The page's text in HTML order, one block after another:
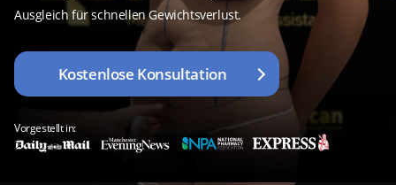
Ausgleich für schnellen Gewichtsverlust.
Kostenlose Konsultation
Vorgestellt in: